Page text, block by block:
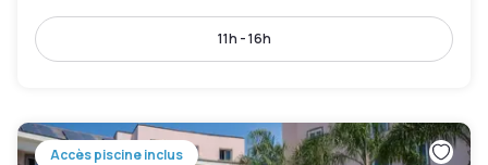
11h - 16h
Accès piscine inclus